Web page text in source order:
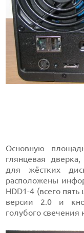
Основную
глянцевая
для жёстких
расположены
HDD1-4 (всего
версии 2.0 и
голубого свечения